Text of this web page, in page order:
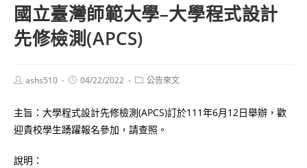
國立臺灣師範大學–大學程式設計
先修檢測(APCS)
Postashs510
Post04/22/2022
Post公告來文
主旨：大學程式設計先修檢測(APCS)訂於111年6月12日舉辦，歡
迎貴校學生踴躍報名參加，請查照。
說明：